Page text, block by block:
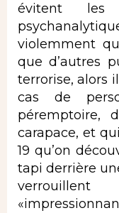
évitent les
violemment
que d’autres
terrorise, alors
cas de
péremptoire,
carapace, et
19 qu’on
tapi derrière